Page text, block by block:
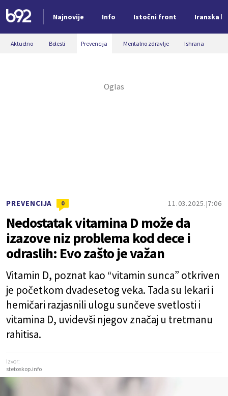
Najnovije Info Istočni front Iranska
Nova vest
Aktuelno Bolesti Prevencija Mentalno zdravlje Ishrana
PREVENCIJA 0 11.03.2025. 7:06
Nedostatak vitamina D može da
izazove niz problema kod dece i
odraslih: Evo zašto je važan
Vitamin D, poznat kao “vitamin sunca” otkriven
je početkom dvadesetog veka. Tada su lekari i
hemičari razjasnili ulogu sunčeve svetlosti i
vitamina D, uvidevši njegov značaj u tretmanu
rahitisa.
Izvor:
stetoskop.info